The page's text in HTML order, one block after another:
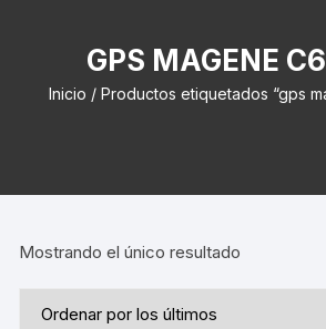
GPS MAGENE
Inicio / Productos etiquetados “gps
Mostrando el único resultado